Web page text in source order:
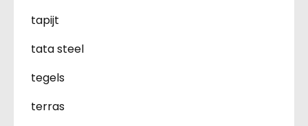
tapijt
tata steel
tegels
terras